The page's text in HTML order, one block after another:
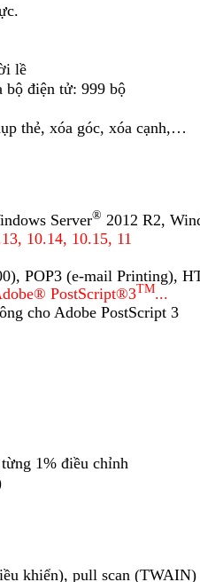
lề
bộ điện tử: 999 bộ
thẻ, xóa góc, xóa cạnh,…
Server® 2012 R2,
10.14, 10.15, 11
POP3 (e-mail Printing),
PostScript®3TM...
cho Adobe PostScript 3
từng 1% điều chỉnh
khiển), pull scan (TWAIN)